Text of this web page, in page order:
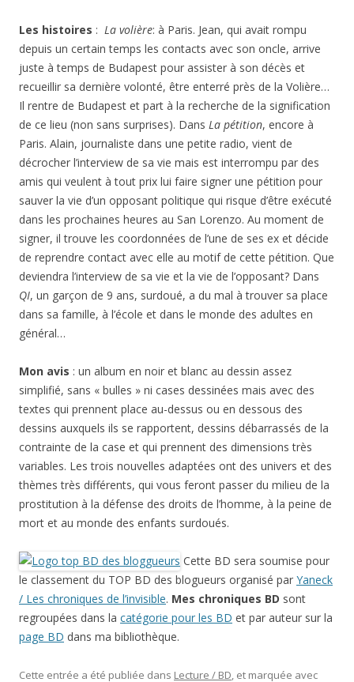
Il rentre de Budapest et part à la recherche de la signification
de ce lieu (non sans surprises). Dans La pétition, encore à
Paris. Alain, journaliste dans une petite radio, vient de
décrocher l’interview de sa vie mais est interrompu par des
amis qui veulent à tout prix lui faire signer une pétition pour
sauver la vie d’un opposant politique qui risque d’être exécuté
dans les prochaines heures au San Lorenzo. Au moment de
signer, il trouve les coordonnées de l’une de ses ex et décide
de reprendre contact avec elle au motif de cette pétition. Que
deviendra l’interview de sa vie et la vie de l’opposant? Dans
QI, un garçon de 9 ans, surdoué, a du mal à trouver sa place
dans sa famille, à l’école et dans le monde des adultes en
général…
Mon avis: un album en noir et blanc au dessin assez
simplifié, sans « bulles » ni cases dessinées mais avec des
textes qui prennent place au-dessus ou en dessous des
contrainte de la case et qui prennent des dimensions très
variables. Les trois nouvelles adaptées ont des univers et des
thèmes très différents, qui vous feront passer du milieu de la
prostitution à la défense des droits de l’homme, à la peine de
mort et au monde des enfants surdoués.
Cette BD sera soumise pour
le classement du TOP BD des blogueurs organisé parYaneck
/ Les chroniques de l’invisible.Mes chroniques BD
page BDdans ma bibliothèque.
Cette entrée a été publiée dansLecture / BD, et marquée avec
amour,bande dessinée,Budapest,deuil ,droits de l'homme ,
enterrement,Gabrielle Piquet,lecture